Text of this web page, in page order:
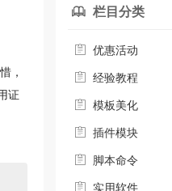
，
证
 栏目分类
 优惠活动
 经验教程
 模板美化
 插件模块
 脚本命令
 实用软件